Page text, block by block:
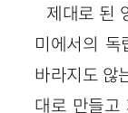
제대로 된
미에서의 독
바라지도 않
대로 만들고